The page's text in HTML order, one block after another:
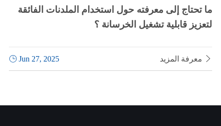
ما تحتاج إلى معرفته حول استخدام الملدنات الفائقة
لتعزيز قابلية تشغيل الخرسانة ؟
Jun 27, 2025 